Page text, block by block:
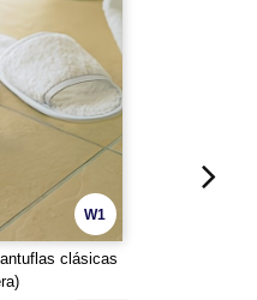
W1
clásicas